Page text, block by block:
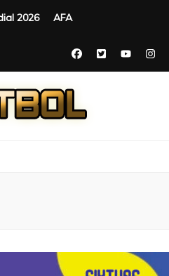
2026 AFA